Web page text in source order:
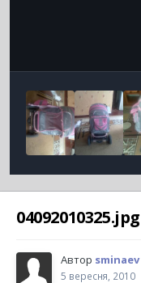
04092010325.jpg
Автор sminaev
5 вересня, 2010